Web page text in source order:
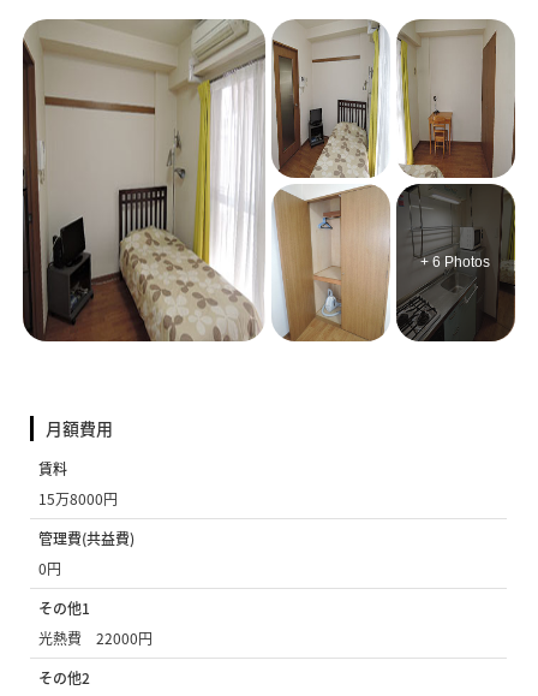
+ 6 Photos
月額費用
賃料
15万8000円
管理費(共益費)
0円
その他1
光熱費 22000円
その他2